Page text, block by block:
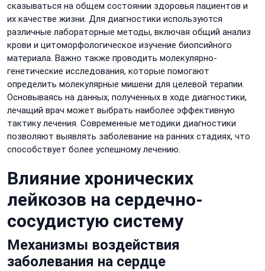
сказываться на общем состоянии здоровья пациентов и
их качестве жизни. Для диагностики используются
различные лабораторные методы, включая общий анализ
крови и цитоморфологическое изучение биопсийного
материала. Важно также проводить молекулярно-
генетические исследования, которые помогают
определить молекулярные мишени для целевой терапии.
Основываясь на данных, полученных в ходе диагностики,
лечащий врач может выбрать наиболее эффективную
тактику лечения. Современные методики диагностики
позволяют выявлять заболевание на ранних стадиях, что
способствует более успешному лечению.
Влияние хронических
лейкозов на сердечно-
сосудистую систему
Механизмы воздействия
заболевания на сердце